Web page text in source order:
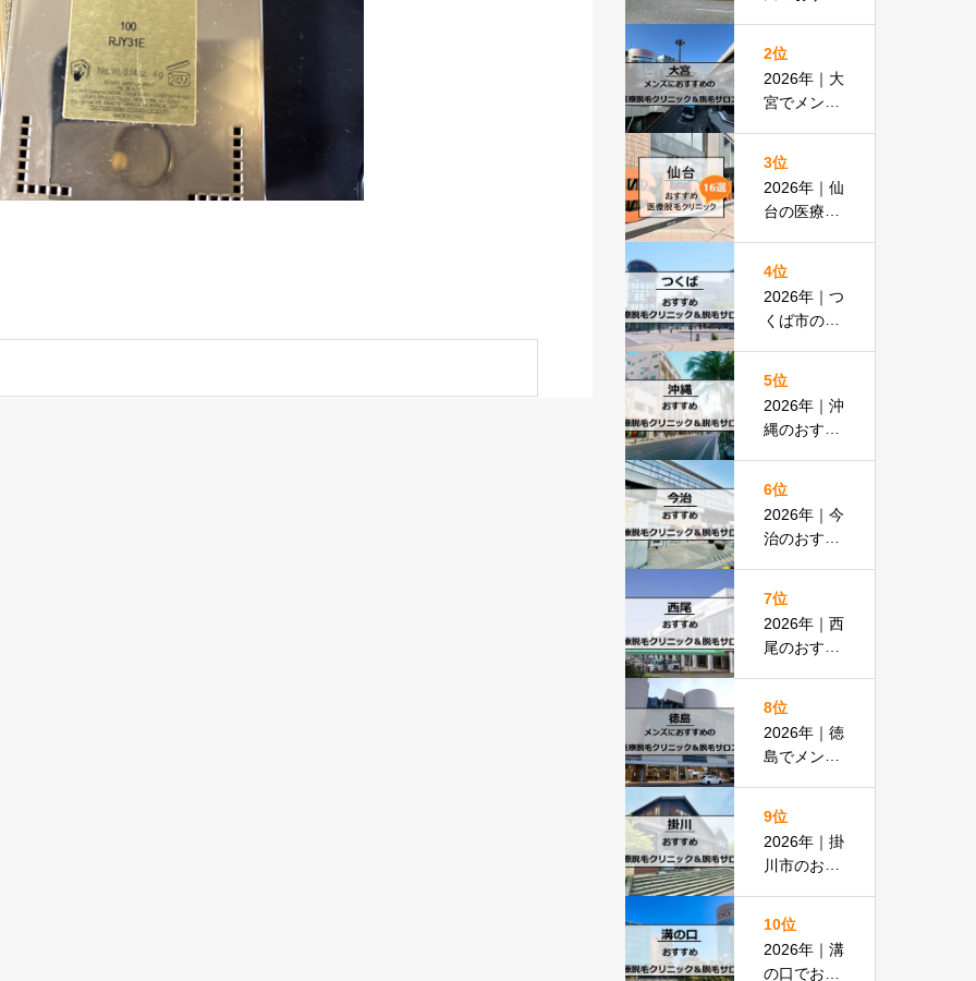
＆脱毛サロ
ン全8選
2位
2026年｜大
宮でメンズ
脱毛＆脱毛
サロン全16
選
3位
2026年｜仙
台の医療脱
払いOKの
安い医院も
紹介
4位
2026年｜つ
くば市のお
サロン全13
選
5位
2026年｜沖
縄のおすす
ン全19選
6位
2026年｜今
治のおすす
＆脱毛サロ
ン全13選
7位
2026年｜西
尾のおすす
＆脱毛サロ
ン全15選
8位
2026年｜徳
島でメンズ
脱毛＆脱毛
サロン全15
選
9位
2026年｜掛
川市のおす
毛クリニッ
ク＆脱毛サ
ロン全11選
10位
2026年｜溝
の口でおす